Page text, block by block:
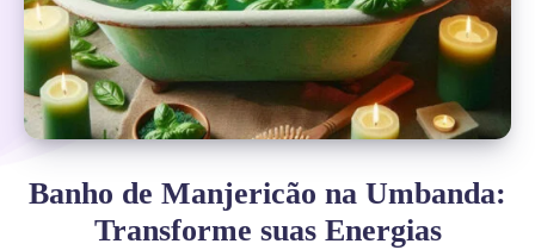
Banho de Manjericão na Umbanda:
Transforme suas Energias